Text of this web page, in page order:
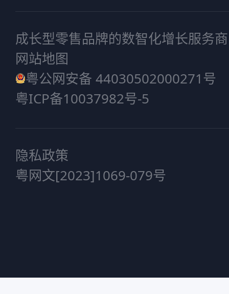
成长型零售品牌的数智化增长服务商
网站地图
粤公网安备 44030502000271号
粤ICP备10037982号-5
隐私政策
粤网文[2023]1069-079号